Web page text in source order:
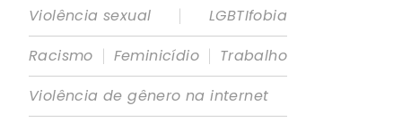
Violência sexual
|
LGBTIfobia
Racismo | Feminicídio | Trabalho
Violência de gênero na internet